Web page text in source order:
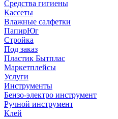
Средства гигиены
Кассеты
Влажные салфетки
ПапирЮг
Стройка
Под заказ
Пластик Бытплас
Маркетплейсы
Услуги
Инструменты
Бензо-электро инструмент
Ручной инструмент
Клей